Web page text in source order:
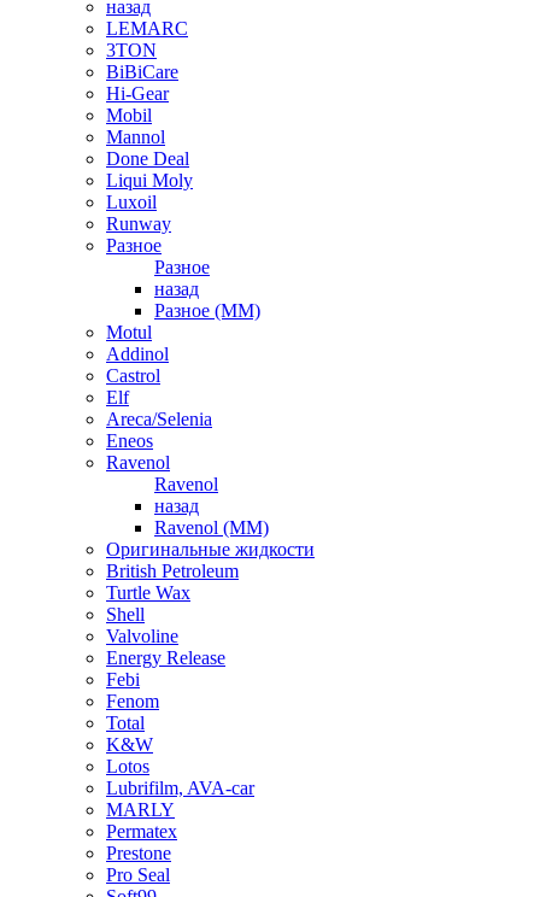
назад
LEMARC
3TON
BiBiCare
Hi-Gear
Mobil
Mannol
Done Deal
Liqui Moly
Luxoil
Runway
Разное
Разное
назад
Разное (ММ)
Motul
Addinol
Castrol
Elf
Areca/Selenia
Eneos
Ravenol
Ravenol
назад
Ravenol (ММ)
Оригинальные жидкости
British Petroleum
Turtle Wax
Shell
Valvoline
Energy Release
Febi
Fenom
Total
K&W
Lotos
Lubrifilm, AVA-car
MARLY
Permatex
Prestone
Pro Seal